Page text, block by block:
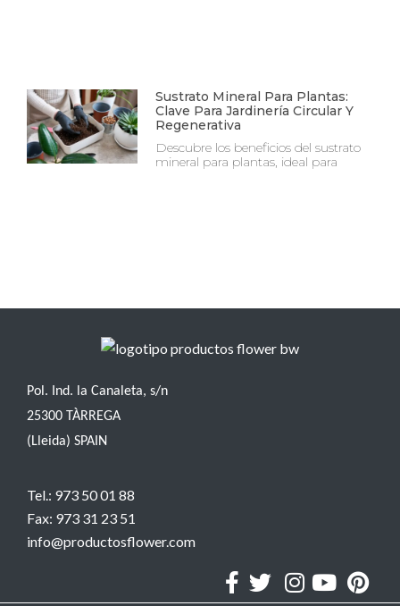
Sustrato Mineral Para Plantas:
Clave Para Jardinería Circular Y
Regenerativa
Descubre los beneficios del sustrato
mineral para plantas, ideal para
Pol. Ind. la Canaleta, s/n
25300 TÀRREGA
(Lleida) SPAIN
Tel.: 973 50 01 88
Fax: 973 31 23 51
info@productosflower.com